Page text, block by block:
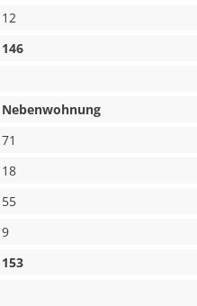
12
146
Nebenwohnung
71
18
55
9
153